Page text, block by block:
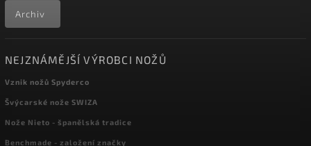
Archiv
NEJZNÁMĚJŠÍ VÝROBCI NOŽŮ
Vznik nožů Spyderco
Švýcarské nože SWIZA
Nože Nieto - španělská tradice
Benchmade - založení značky